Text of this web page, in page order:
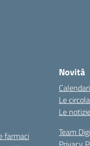
farmaci
Novità
Le
Le
Team